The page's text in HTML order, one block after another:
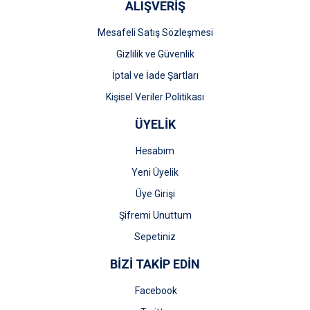
ALIŞVERİŞ
Mesafeli Satış Sözleşmesi
Gizlilik ve Güvenlik
İptal ve İade Şartları
Kişisel Veriler Politikası
ÜYELİK
Hesabım
Yeni Üyelik
Üye Girişi
Şifremi Unuttum
Sepetiniz
BİZİ TAKİP EDİN
Facebook